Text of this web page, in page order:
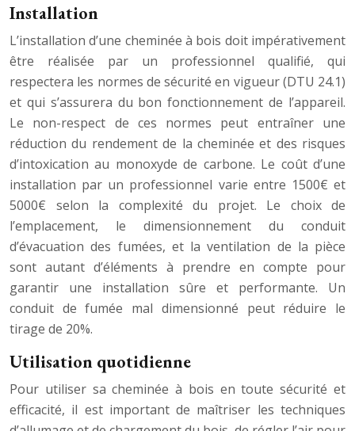
Installation
L’installation d’une cheminée à bois doit impérativement
être réalisée par un professionnel qualifié, qui
respectera les normes de sécurité en vigueur (DTU 24.1)
et qui s’assurera du bon fonctionnement de l’appareil.
Le non-respect de ces normes peut entraîner une
réduction du rendement de la cheminée et des risques
d’intoxication au monoxyde de carbone. Le coût d’une
installation par un professionnel varie entre 1500€ et
5000€ selon la complexité du projet. Le choix de
l’emplacement, le dimensionnement du conduit
d’évacuation des fumées, et la ventilation de la pièce
sont autant d’éléments à prendre en compte pour
garantir une installation sûre et performante. Un
conduit de fumée mal dimensionné peut réduire le
tirage de 20%.
Utilisation quotidienne
Pour utiliser sa cheminée à bois en toute sécurité et
efficacité, il est important de maîtriser les techniques